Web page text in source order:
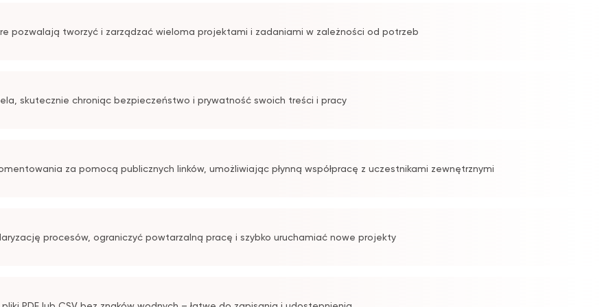
pozwalają tworzyć i zarządzać wieloma projektami i zadaniami w zależności od potrzeb
skutecznie chroniąc bezpieczeństwo i prywatność swoich treści i pracy
za pomocą publicznych linków, umożliwiając płynną współpracę z uczestnikami zewnętrznymi
procesów, ograniczyć powtarzalną pracę i szybko uruchamiać nowe projekty